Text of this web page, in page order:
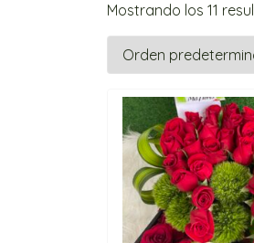
Mostrando los 11